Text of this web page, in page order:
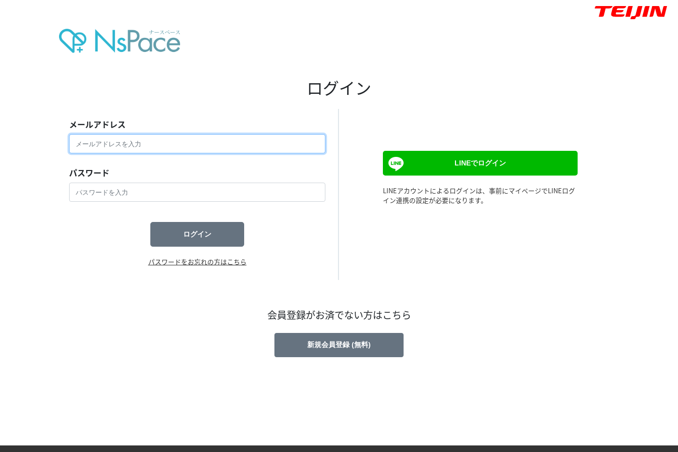
ログイン
メールアドレス
パスワード
ログイン
パスワードをお忘れの方はこちら
LINEでログイン
LINEアカウントによるログインは、事前にマイページでLINEログ
イン連携の設定が必要になります。
会員登録がお済でない方はこちら
新規会員登録 (無料)